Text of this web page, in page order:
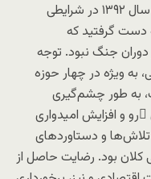
بر کسی پوشیده نیست که جنابعالی در سال ۱۳۹۲ در شرایطی
دست گرفتید که
جنگ نبود. توجه
به ویژه در چهار حوزه
به طور چشم‌گیری
و افزایش امیدواری
تلاش‌ها و دستاوردهای
کلان بود. رضایت حاصل از